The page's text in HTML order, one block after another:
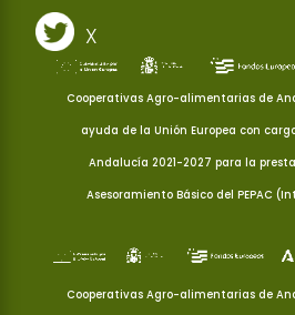
X
Cooperativas Agro-alimentarias de
ayuda de la Unión Europea con
Andalucía 2021-2027 para la
Asesoramiento Básico del PEPAC
Cooperativas Agro-alimentarias de